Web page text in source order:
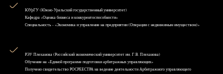
ЮУрГУ (Южно-Уральский государственный университет)
Кафедра «Оценка бизнеса и конкурентоспособности»
Специальность - «Экономика и управление на предприятии (Операции с недвижимым имуществом)»
РЭУ Плеханова (Российский экономический университет им. Г.В. Плеханова)
Обучение на «Единой программе подготовки арбитражных управляющих»
Получено свидетельство РОСРЕЕСТРА на ведение деятельности Арбитражного управляющего